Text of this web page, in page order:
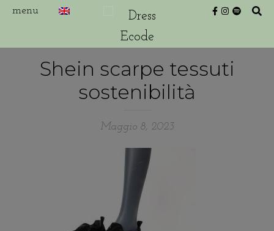
Shein scarpe tessuti
sostenibilità
Maggio 8, 2023